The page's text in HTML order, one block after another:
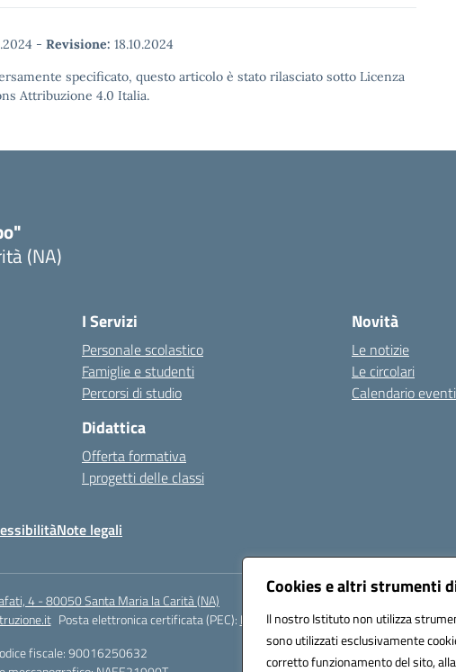
Cookies e altri strumenti
Il nostro Istituto non utilizza
sono utilizzati esclusivamente
corretto funzionamento del sito,
- Revisione: 18.10.2024
specificato, questo articolo è stato rilasciato sotto Licenza
Attribuzione 4.0 Italia.
(NA)
I Servizi
Personale scolastico
Famiglie e studenti
Percorsi di studio
Didattica
Offerta formativa
I progetti delle classi
Novità
Le notizie
Le circolari
Calendario eventi
Note legali
4 - 80050 Santa Maria la Carità (NA)
Posta elettronica certificata (PEC): NAEE21900T@pec.istruzione.it
fiscale: 90016250632